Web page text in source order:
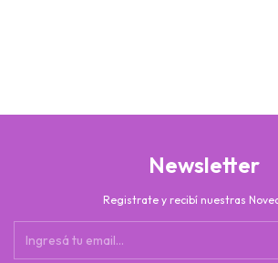
Newsletter
Registrate y recibí nuestras